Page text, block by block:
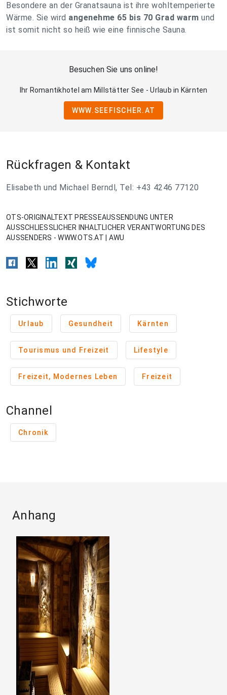
Besondere an der Granatsauna ist ihre wohltemperierte
Wärme. Sie wird angenehme 65 bis 70 Grad warm und
ist somit nicht so heiß wie eine finnische Sauna.
Besuchen Sie uns online!
Ihr Romantikhotel am Millstätter See - Urlaub in Kärnten
WWW.SEEFISCHER.AT
Rückfragen & Kontakt
Elisabeth und Michael Berndl, Tel: +43 4246 77120
OTS-ORIGINALTEXT PRESSEAUSSENDUNG UNTER
AUSSCHLIESSLICHER INHALTLICHER VERANTWORTUNG DES
AUSSENDERS - WWW.OTS.AT | AWU
Stichworte
Urlaub Gesundheit Kärnten
Tourismus und Freizeit Lifestyle
Freizeit, Modernes Leben Freizeit
Channel
Chronik
Anhang